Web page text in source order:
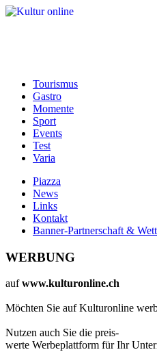
Tourismus
Gastro
Momente
Sport
Events
Test
Varia
Piazza
News
Links
Kontakt
Banner-Partnerschaft &
WERBUNG
aufwww.kulturonline.ch
Möchten Sie auf Kulturonline
Nutzen auch Sie die preis-
werte Werbeplattform für Ihr